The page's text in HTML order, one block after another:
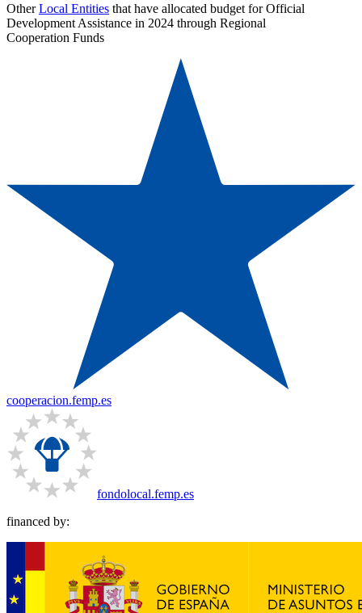
OtherLocal Entities that have allocated budget for Official
Development Assistance in 2024 through Regional
Cooperation Funds
cooperacion.femp.es
fondolocal.femp.es
financed by: